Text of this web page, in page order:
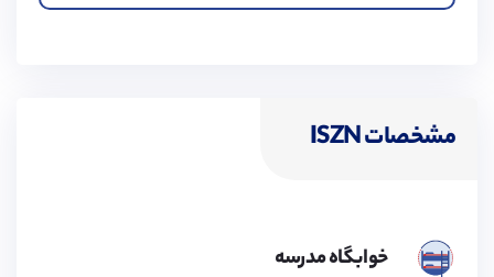
مشخصات ISZN
خوابگاه مدرسه